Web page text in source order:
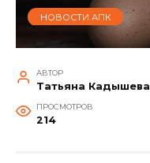
НОВОСТИ АПК
АВТОР
Татьяна Кадышева
ПРОСМОТРОВ
214